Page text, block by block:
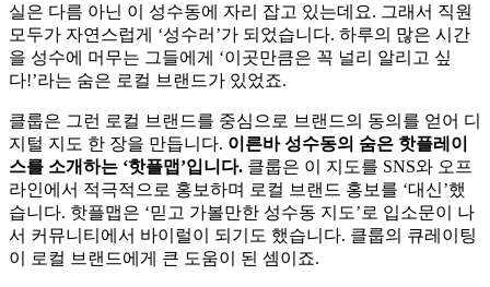
실은 다름 아닌 이 성수동에 자리 잡고 있는데요. 그래서 직원
모두가 자연스럽게 ‘성수러’가 되었습니다. 하루의 많은 시간
을 성수에 머무는 그들에게 ‘이곳만큼은 꼭 널리 알리고 싶
다!’라는 숨은 로컬 브랜드가 있었죠.
클룹은 그런 로컬 브랜드를 중심으로 브랜드의 동의를 얻어 디
지털 지도 한 장을 만듭니다. 이른바 성수동의 숨은 핫플레이
스를 소개하는 ‘핫플맵’입니다. 클룹은 이 지도를 SNS와 오프
라인에서 적극적으로 홍보하며 로컬 브랜드 홍보를 ‘대신’했
습니다. 핫플맵은 ‘믿고 가볼만한 성수동 지도’로 입소문이 나
서 커뮤니티에서 바이럴이 되기도 했습니다. 클룹의 큐레이팅
이 로컬 브랜드에게 큰 도움이 된 셈이죠.